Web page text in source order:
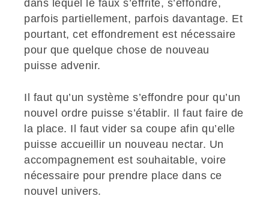
dans lequel le faux s’effrite, s’effondre,
parfois partiellement, parfois davantage. Et
pourtant, cet effondrement est nécessaire
pour que quelque chose de nouveau
puisse advenir.
Il faut qu’un système s’effondre pour qu’un
nouvel ordre puisse s’établir. Il faut faire de
la place. Il faut vider sa coupe afin qu’elle
puisse accueillir un nouveau nectar. Un
accompagnement est souhaitable, voire
nécessaire pour prendre place dans ce
nouvel univers.